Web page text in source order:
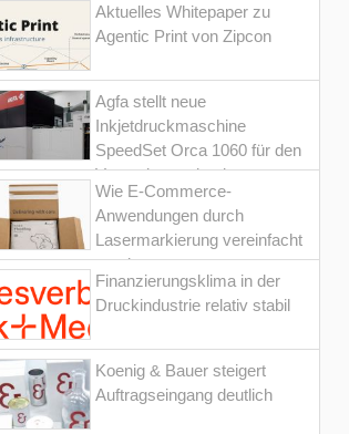
Aktuelles Whitepaper zu
Agentic Print von Zipcon
Agfa stellt neue
Inkjetdruckmaschine
SpeedSet Orca 1060 für den
Verpackungsdruck vor
Wie E-Commerce-
Anwendungen durch
Lasermarkierung vereinfacht
werden
Finanzierungsklima in der
Druckindustrie relativ stabil
Koenig & Bauer steigert
Auftragseingang deutlich